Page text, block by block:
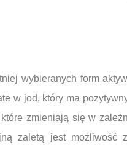
wybieranych form
w jod, który ma
zmieniają się w
zaletą jest możliwość